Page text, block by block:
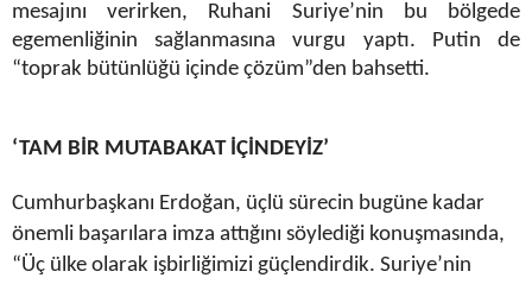
mesajını verirken, Ruhani Suriye’nin bu bölgede
egemenliğinin sağlanmasına vurgu yaptı. Putin de
“toprak bütünlüğü içinde çözüm”den bahsetti.
‘TAM BİR MUTABAKAT İÇİNDEYİZ’
Cumhurbaşkanı Erdoğan, üçlü sürecin bugüne kadar
önemli başarılara imza attığını söylediği konuşmasında,
“Üç ülke olarak işbirliğimizi güçlendirdik. Suriye’nin